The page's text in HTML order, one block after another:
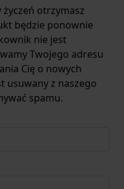
otrzymasz
będzie ponownie
nie jest
Twojego adresu
Cię o nowych
usuwany z naszego
spamu.